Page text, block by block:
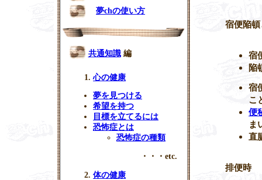
宿便陥
宿
陥
宿
こ
便
ま
直
排便時
夢chの使い方
共通知識編
心の健康
夢を見つける
希望を持つ
目標を立てるには
恐怖症とは
恐怖症の種類
・・・etc.
体の健康